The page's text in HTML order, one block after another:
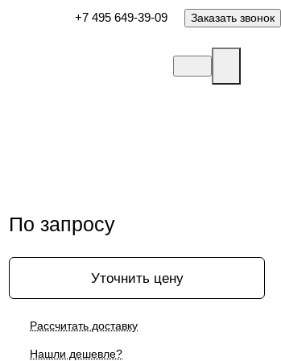
+7 495 649-39-09 Заказать звонок
По запросу
Уточнить цену
Рассчитать доставку
Нашли дешевле?